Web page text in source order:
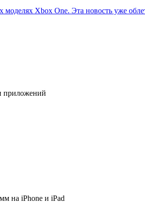
моделях Xbox One. Эта новость уже
приложений
на iPhone и iPad